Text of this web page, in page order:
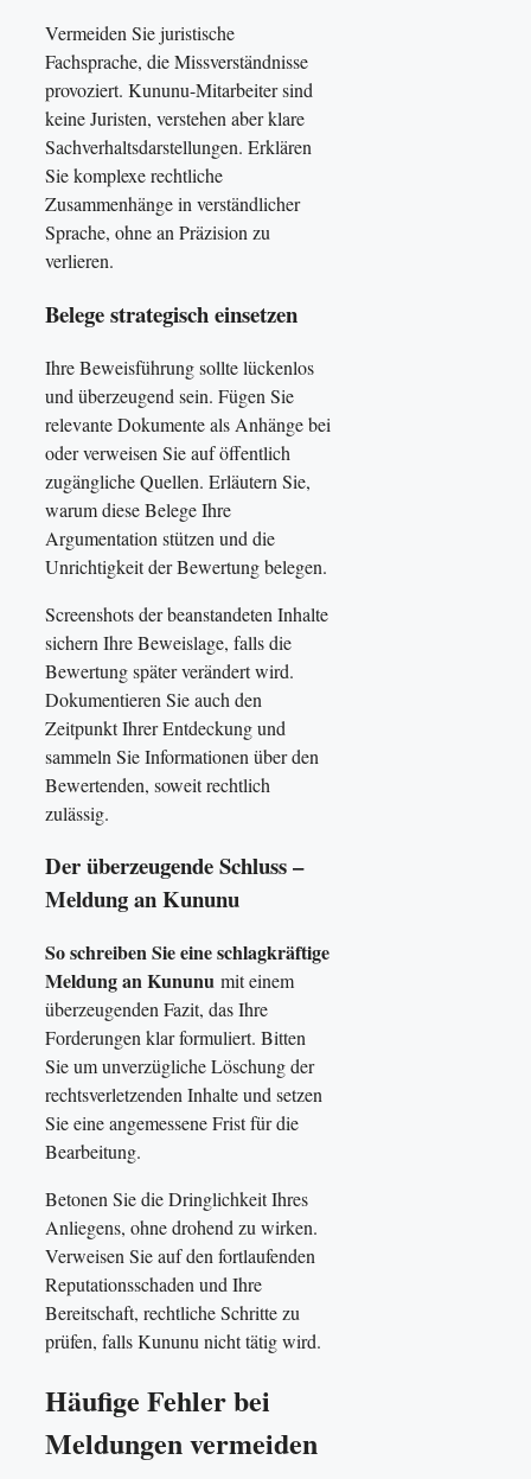
Vermeiden Sie juristische
Fachsprache, die Missverständnisse
provoziert. Kununu-Mitarbeiter sind
keine Juristen, verstehen aber klare
Sachverhaltsdarstellungen. Erklären
Sie komplexe rechtliche
Zusammenhänge in verständlicher
Sprache, ohne an Präzision zu
verlieren.
Belege strategisch einsetzen
Ihre Beweisführung sollte lückenlos
und überzeugend sein. Fügen Sie
relevante Dokumente als Anhänge bei
oder verweisen Sie auf öffentlich
zugängliche Quellen. Erläutern Sie,
warum diese Belege Ihre
Argumentation stützen und die
Unrichtigkeit der Bewertung belegen.
Screenshots der beanstandeten Inhalte
sichern Ihre Beweislage, falls die
Bewertung später verändert wird.
Dokumentieren Sie auch den
Zeitpunkt Ihrer Entdeckung und
sammeln Sie Informationen über den
Bewertenden, soweit rechtlich
zulässig.
Der überzeugende Schluss –
Meldung an Kununu
So schreiben Sie eine schlagkräftige
Meldung an Kununu mit einem
überzeugenden Fazit, das Ihre
Forderungen klar formuliert. Bitten
Sie um unverzügliche Löschung der
rechtsverletzenden Inhalte und setzen
Sie eine angemessene Frist für die
Bearbeitung.
Betonen Sie die Dringlichkeit Ihres
Anliegens, ohne drohend zu wirken.
Verweisen Sie auf den fortlaufenden
Reputationsschaden und Ihre
Bereitschaft, rechtliche Schritte zu
prüfen, falls Kununu nicht tätig wird.
Häufige Fehler bei
Meldungen vermeiden